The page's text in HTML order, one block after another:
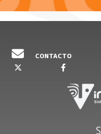
CONTACTO